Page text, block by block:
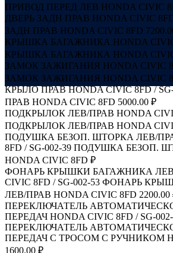
ПРИВОД ПЕРЕД ЛЕВ HONDA CIVIC
ДВЕРЬ ЗАДН ПРАВ HONDA CIVIC 8FD
ЗАДН ПРАВ HONDA CIVIC 8FD
КРЫШКА БАГАЖНИКА HONDA CIVIC
КРЫШКА БАГАЖНИКА HONDA
ЗАМОК ЗАЖИГАНИЯ HONDA CIVIC
ЗАМОК ЗАЖИГАНИЯ HONDA CIVIC
КРЫЛО ПРАВ HONDA CIVIC 8FD / SG-
ПРАВ HONDA CIVIC 8FD 5000.00 ₽
ПОДКРЫЛОК ЛЕВ/ПРАВ HONDA CIVIC
ПОДКРЫЛОК ЛЕВ/ПРАВ HONDA
ПОДУШКА БЕЗОП. ШТОРКА ЛЕВ/
8FD / SG-002-39 ПОДУШКА БЕЗОП.
HONDA CIVIC 8FD ₽
ФОНАРЬ КРЫШКИ БАГАЖНИКА ЛЕВ/
CIVIC 8FD / SG-002-53 ФОНАРЬ
ЛЕВ/ПРАВ HONDA CIVIC 8FD 2200.00
ПЕРЕКЛЮЧАТЕЛЬ
ПЕРЕДАЧ HONDA CIVIC 8FD / SG-
ПЕРЕКЛЮЧАТЕЛЬ
ПЕРЕДАЧ С ТРОСОМ С РУЧНИКОМ
1600.00 ₽